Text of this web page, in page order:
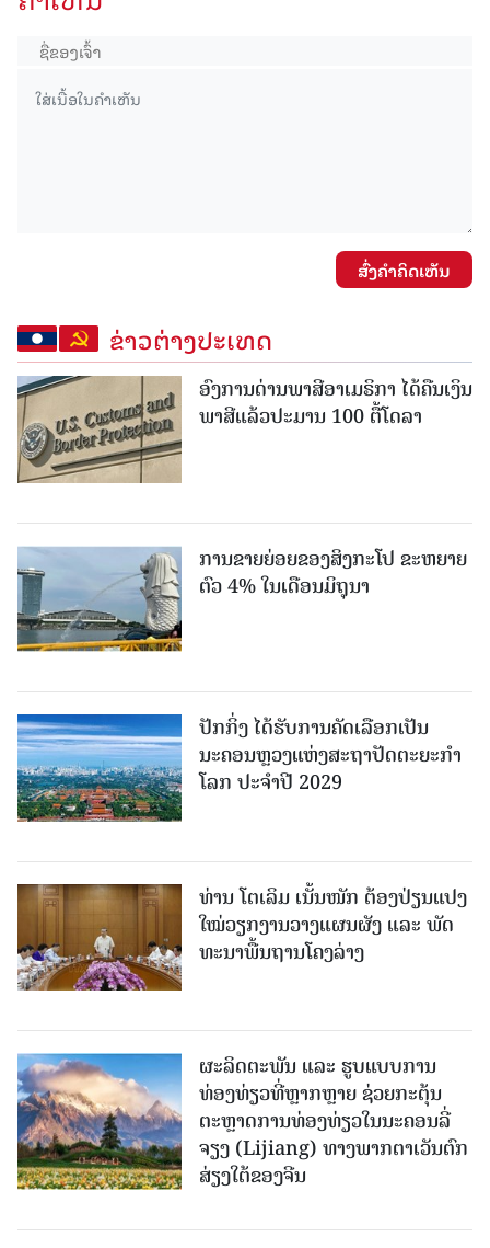
ສົ່ງຄໍາຄິດເຫັນ
ຂ່າວຕ່າງປະເທດ
ອົງການດ່ານພາສີອາເມຣິກາ ໄດ້ຄືນເງິນ
ພາສີແລ້ວປະມານ 100 ຕື້ໂດລາ
ການຂາຍຍ່ອຍຂອງສິງກະໂປ ຂະຫຍາຍ
ຕົວ 4% ໃນເດືອນມິຖຸນາ
ປັກກິ່ງ ໄດ້ຮັບການຄັດເລືອກເປັນ
ນະຄອນຫຼວງແຫ່ງສະຖາປັດຕະຍະກຳ
ໂລກ ປະຈຳປີ 2029
ທ່ານ ໂຕ​ເລິມ ເນັ້ນໜັກ ຕ້ອງ​ປ່ຽນ​ແປງ​
ໃໝ່​ວຽກ​ງານ​ວາງ​ແຜນ​ຜັງ ແລະ ​ພັດ​
ທະ​ນາ​ພື້ນ​ຖານ​ໂຄງ​ລ່າງ
ຜະລິດຕະພັນ ແລະ ຮູບແບບການ
ທ່ອງທ່ຽວທີ່ຫຼາກຫຼາຍ ຊ່ວຍກະຕຸ້ນ
ຕະຫຼາດການທ່ອງທ່ຽວໃນນະຄອນລີ່
ຈຽງ (Lijiang) ທາງພາກຕາເວັນຕົກ
ສ່ຽງໃຕ້ຂອງຈີນ